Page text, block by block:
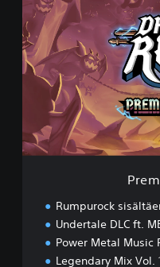
e
m
i
u
t
i
Rumpurock
Undertale DLC ft.
Power Metal Music
Legendary Mix